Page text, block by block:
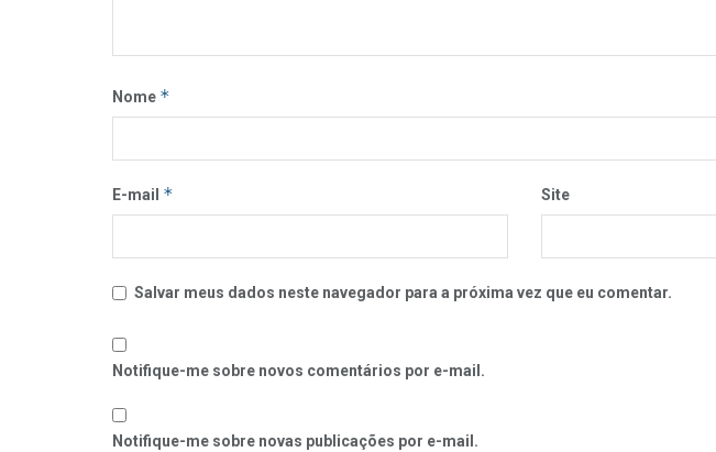
Nome *
E-mail * Site
Salvar meus dados neste navegador para a próxima vez que eu comentar.
Notifique-me sobre novos comentários por e-mail.
Notifique-me sobre novas publicações por e-mail.